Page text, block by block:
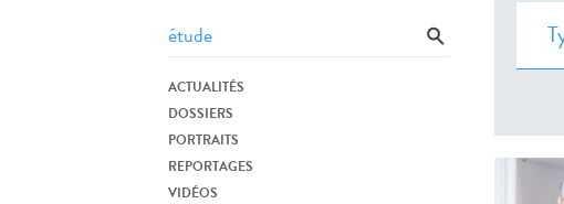
ACTUALITÉS
DOSSIERS
PORTRAITS
REPORTAGES
VIDÉOS